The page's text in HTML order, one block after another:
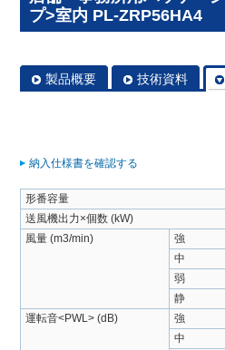
プ>室内 PL-ZRP56HA4
製品概要 技術資料
納入仕様書を確認する
形番容量
送風機出力×個数 (kW)
風量 (m3/min)
強
中
弱
静
運転音<PWL> (dB)
強
中